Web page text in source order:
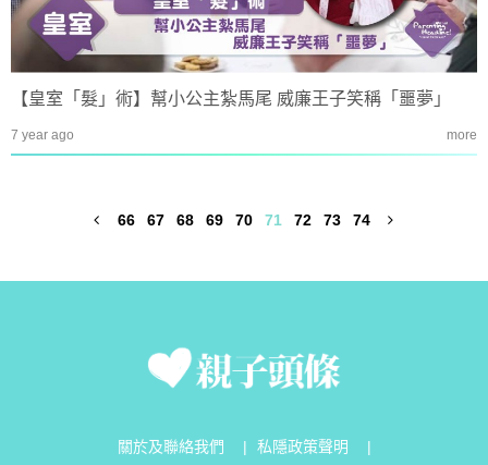
【皇室「髮」術】幫小公主紮馬尾 威廉王子笑稱「噩夢」
7 year ago more
66 67 68 69 70 71 72 73 74
關於及聯絡我們 私隱政策聲明